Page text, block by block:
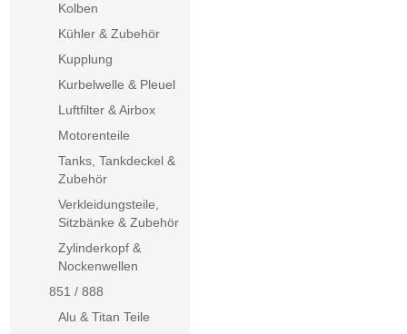
Kolben
Kühler & Zubehör
Kupplung
Kurbelwelle & Pleuel
Luftfilter & Airbox
Motorenteile
Tanks, Tankdeckel &
Zubehör
Verkleidungsteile,
Sitzbänke & Zubehör
Zylinderkopf &
Nockenwellen
851 / 888
Alu & Titan Teile